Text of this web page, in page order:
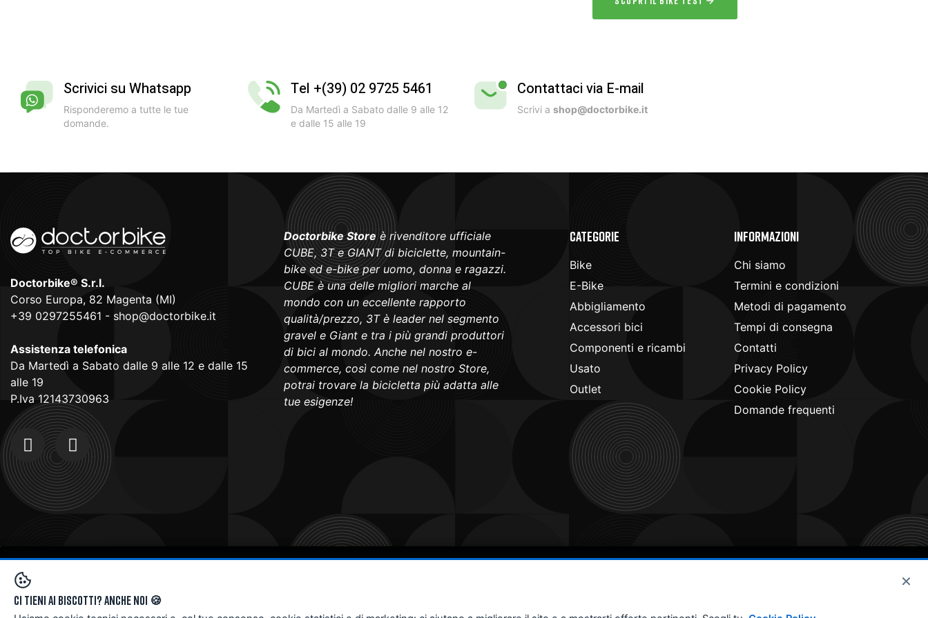
Scrivici su Whatsapp
Risponderemo a tutte le tue
domande.
Tel +(39) 02 9725 5461
Da Martedì a Sabato dalle 9 alle 12
e dalle 15 alle 19
Contattaci via E-mail
Scrivi ashop@doctorbike.it
Doctorbike® S.r.l.
Corso Europa, 82 Magenta (MI)
+39 0297255461 - shop@doctorbike.it
Assistenza telefonica
Da Martedì a Sabato dalle 9 alle 12 e dalle 15
alle 19
P.Iva 12143730963
Doctorbike Storeè rivenditore ufficiale
CUBE, 3T e GIANT di biciclette, mountain-
bike ed e-bike per uomo, donna e ragazzi.
CUBE è una delle migliori marche al
mondo con un eccellente rapporto
qualità/prezzo, 3T è leader nel segmento
gravel e Giant e tra i più grandi produttori
di bici al mondo. Anche nel nostro e-
commerce, così come nel nostro Store,
potrai trovare la bicicletta più adatta alle
tue esigenze!
Categorie
Bike
E-Bike
Abbigliamento
Accessori bici
Componenti e ricambi
Usato
Outlet
Informazioni
Chi siamo
Termini e condizioni
Metodi di pagamento
Tempi di consegna
Contatti
Privacy Policy
Cookie Policy
Domande frequenti
Copyright © 2024 ×
Ci tieni ai biscotti? Anche noi 🍪